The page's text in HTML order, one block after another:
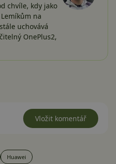
chvíle, kdy jako
na
uchovává
OnePlus2,
Vložit komentář
Huawei